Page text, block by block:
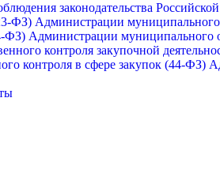
законодательства
ФЗ) Администрации муниципального
ФЗ) Администрации муниципального
контроля закупочной
контроля в сфере закупок (44-ФЗ)